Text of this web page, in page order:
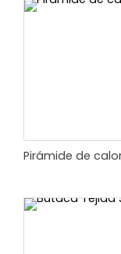
Pirámide de